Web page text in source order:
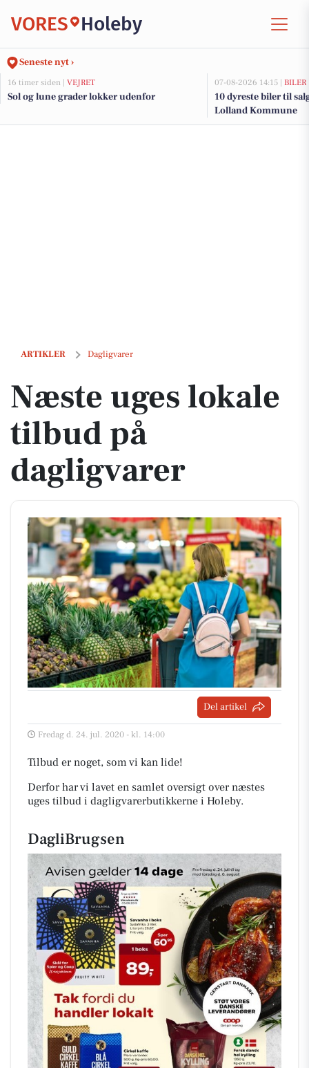
VORES Holeby
Seneste nyt ›
16 timer siden | VEJRET
Sol og lune grader lokker udenfor
07-08-2026 14:15 | BILER
10 dyreste biler til
Lolland Kommune
ARTIKLER Dagligvarer
Næste uges lokale tilbud på dagligvarer
Næste uges lokale
tilbud på
dagligvarer
Del artikel
Fredag d. 24. jul. 2020 - kl. 14:00
Tilbud er noget, som vi kan lide!
Derfor har vi lavet en samlet oversigt over næstes
uges tilbud i dagligvarerbutikkerne i Holeby.
DagliBrugsen